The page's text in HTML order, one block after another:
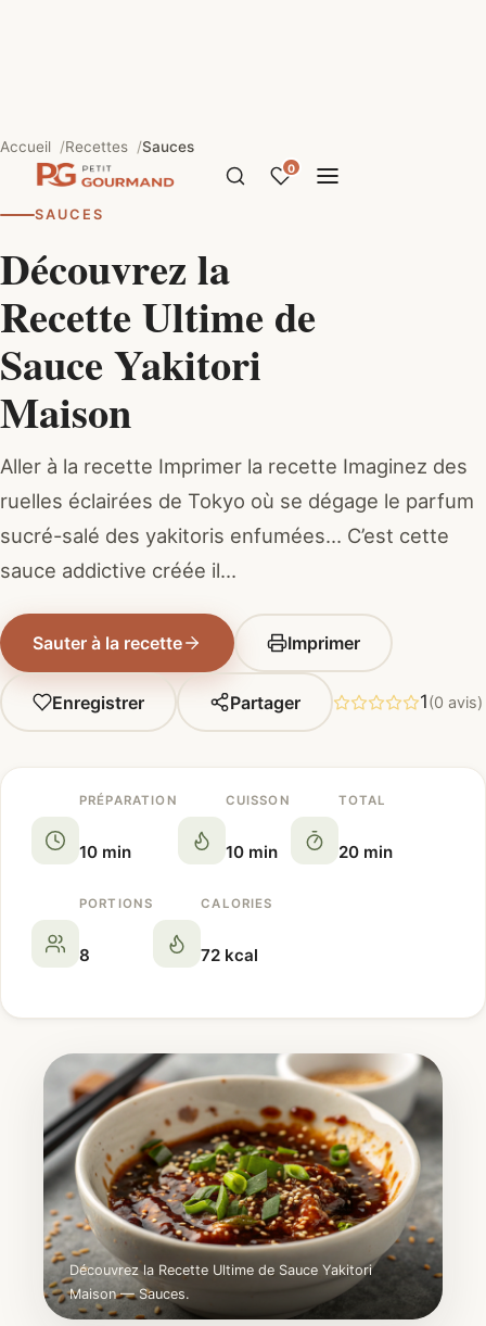
0
Accueil Recettes Sauces
SAUCES
Découvrez la
Recette Ultime de
Sauce Yakitori
Maison
Aller à la recette Imprimer la recette Imaginez des
ruelles éclairées de Tokyo où se dégage le parfum
sucré-salé des yakitoris enfumées… C’est cette
sauce addictive créée il…
Sauter à la recette Imprimer
Enregistrer Partager 1(0 avis)
PRÉPARATION
10 min
CUISSON
10 min
TOTAL
20 min
PORTIONS
8
CALORIES
72 kcal
Découvrez la Recette Ultime de Sauce Yakitori
Maison — Sauces.